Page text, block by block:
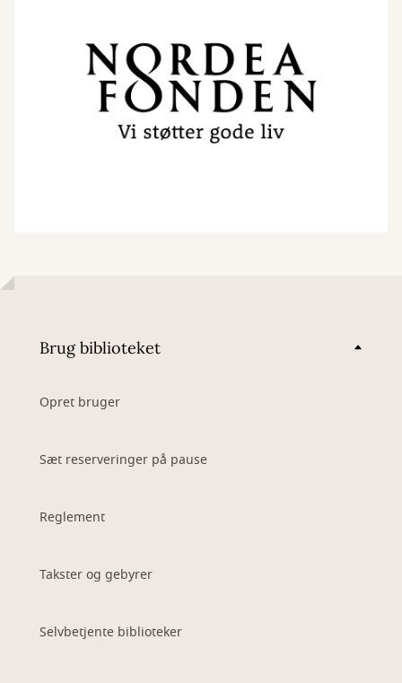
Brug biblioteket
Opret bruger
Sæt reserveringer på pause
Reglement
Takster og gebyrer
Selvbetjente biblioteker